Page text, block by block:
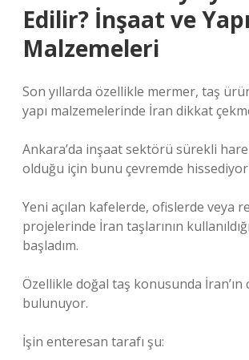
Edilir? İnşaat ve Yapı
Malzemeleri
Son yıllarda özellikle mermer, taş
yapı malzemelerinde İran dikkat
Ankara’da inşaat sektörü sürekli
olduğu için bunu çevremde
Yeni açılan kafelerde, ofislerde veya
projelerinde İran taşlarının
başladım.
Özellikle doğal taş konusunda
bulunuyor.
İşin enteresan tarafı şu: